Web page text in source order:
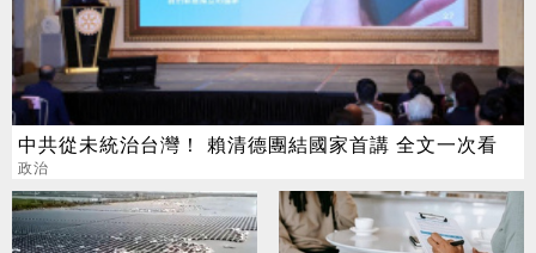
中共從未統治台灣！ 賴清德團結國家首講 全文一次看
政治